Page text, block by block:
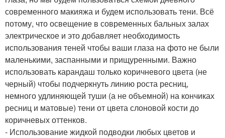
современного макияжа и будем использовать тени. Всё
потому, что освещение в современных бальных залах
электрическое и это добавляет необходимость
использования теней чтобы ваши глаза на фото не были
маленькими, заспанными и прищуренными. Важно
использовать карандаш только коричневого цвета (не
черный) чтобы подчеркнуть линию роста ресниц,
немного удлиняющей туши (а не объемной) на кончиках
ресниц и матовые) тени от цвета слоновой кости до
коричневых оттенков.
- Использование жидкой подводки любых цветов и